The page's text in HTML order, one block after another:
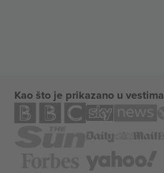
Kao što je prikazano u vestima